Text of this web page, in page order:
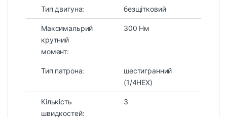
Тип двигуна: безщітковий
Максимальрий
крутний
момент:
300 Нм
Тип патрона:
шестигранний
(1/4HEX)
Кількість
швидкостей:
3